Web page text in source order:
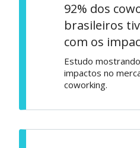
92% dos
brasileiros
com os
Estudo
impactos no
coworking.